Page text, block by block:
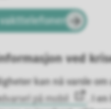
vakttelefoner
ved
kan nå varsle om
på mobil
. I